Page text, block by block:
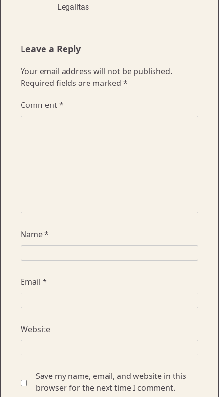
Legalitas
Leave a Reply
Your email address will not be published.
Required fields are marked *
Comment*
Name*
Email *
Website
Save my name, email, and website in this
browser for the next time I comment.